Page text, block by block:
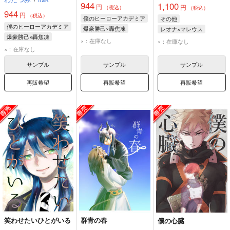
944 円 （税込）
僕のヒーローアカデミア
爆豪勝己×轟焦凍
轟焦凍
爆豪勝己
×：在庫なし
サンプル
再販希望
944 円 （税込）
僕のヒーローアカデミア
爆豪勝己×轟焦凍
轟焦凍
爆豪勝己
×：在庫なし
サンプル
再販希望
1,100円 （税込）
その他
レオナ×マレウス
マレウス・ドラコニア
×：在庫なし
サンプル
再販希望
笑わせたいひとがいる
群青の春
僕の心臓